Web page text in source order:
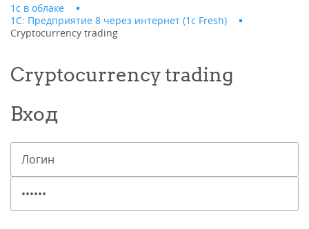
1с в облаке
1С: Предприятие 8 через интернет (1c Fresh)
Cryptocurrency trading
Cryptocurrency trading
Вход